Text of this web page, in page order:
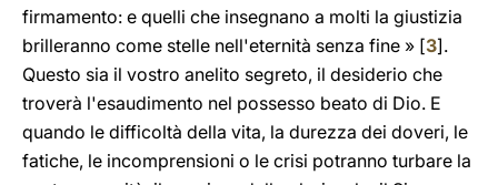
firmamento: e quelli che insegnano a molti la giustizia
brilleranno come stelle nell'eternità senza fine » [3].
Questo sia il vostro anelito segreto, il desiderio che
troverà l'esaudimento nel possesso beato di Dio. E
quando le difficoltà della vita, la durezza dei doveri, le
fatiche, le incomprensioni o le crisi potranno turbare la